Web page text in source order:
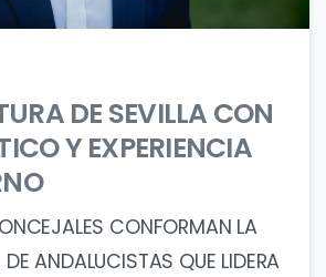
DE SEVILLA CON
Y EXPERIENCIA
CONFORMAN LA
ANDALUCISTAS QUE LIDERA